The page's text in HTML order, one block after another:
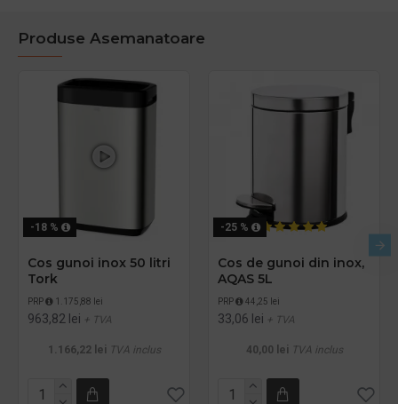
Produse Asemanatoare
-18 %
Cos gunoi inox 50 litri
Tork
PRP 1.175,88 lei
963,82 lei + TVA
1.166,22 lei TVA inclus
-25 %
Cos de gunoi din inox,
AQAS 5L
PRP 44,25 lei
33,06 lei + TVA
40,00 lei TVA inclus